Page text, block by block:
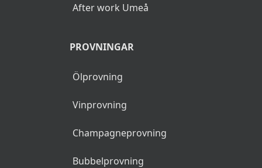
After work Umeå
PROVNINGAR
Ölprovning
Vinprovning
Champagneprovning
Bubbelprovning